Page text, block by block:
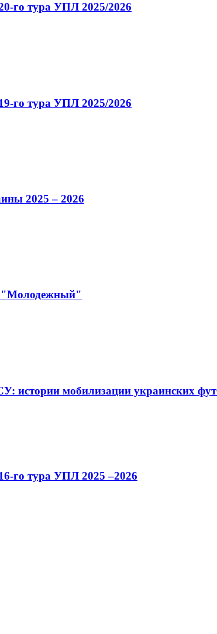
го тура УПЛ 2025/2026
го тура УПЛ 2025/2026
2025 – 2026
"Молодежный"
истории мобилизации украинских
го тура УПЛ 2025 –2026